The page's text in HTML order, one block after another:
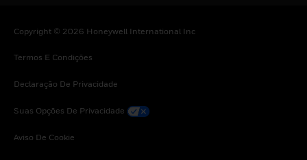
Copyright © 2026 Honeywell International Inc
Termos E Condições
Declaração De Privacidade
Suas Opções De Privacidade
Aviso De Cookie